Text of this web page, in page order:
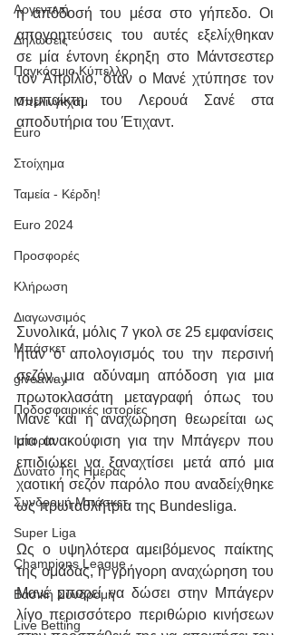
Αργεντινή
Δηλώσεις
Παγκόσμιο Κύπελλο
Μπέλινγκχαμ
Euro
Στοίχημα
Ταμεία - Κέρδη!
Euro 2024
Προσφορές
Κλήρωση
Διαγωνσιμός
Μπάσκετ
giveaway
Ποδοσφαιρικές ιστορίες
Ιστορία
Δυνατό Της Ημέρας
Συνδρομή Μπάσκετ
Super Liga
Champions League
Βασική Συνδρομή
Live Betting
η απόδοσή του μέσα στο γήπεδο. Οι
απογοητεύσεις του αυτές εξελίχθηκαν
σε μία έντονη έκρηξη στο Μάντσεστερ
τον Απρίλιο, όταν ο Μανέ χτύπησε τον
συμπαίκτη του Λερουά Σανέ στα
αποδυτήρια του Έτιχαντ.
Συνολικά, μόλις 7 γκολ σε 25 εμφανίσεις
ήταν ο απολογισμός του την περσινή
σεζόν, μια αδύναμη απόδοση για μια
πρωτοκλασάτη μεταγραφή όπως του
Μανέ και η αναχώρηση θεωρείται ως
μία ανακούφιση για την Μπάγερν που
επιδιώκει να ξαναχτίσει μετά από μια
χαοτική σεζόν παρόλο που αναδείχθηκε
ως πρωταθλήτρια της Bundesliga.
Ως ο υψηλότερα αμειβόμενος παίκτης
της ομάδας, η γρήγορη αναχώρηση του
Μανέ μπορεί να δώσει στην Μπάγερν
λίγο περισσότερο περιθώριο κινήσεων